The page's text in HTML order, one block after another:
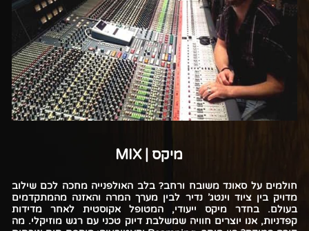
מיקס | MIX
חולמים על סאונד משובח ורחב?בלב האולפנייה מחכה לכם שילוב
מדויק בין ציוד וינטג' נדיר לבין מערך המרה והאזנה מהמתקדמים
בעולם. בחדר מיקס ייעודי, המטופל אקוסטית לאחר מדידות
קפדניות, אנו יוצרים חוויה שמשלבת דיוק טכני עם רגש מוזיקלי. מה